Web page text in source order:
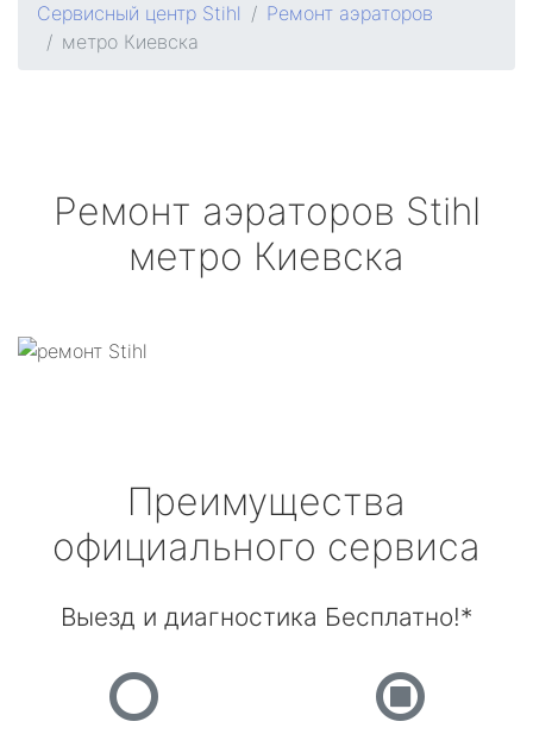
Сервисный центр Stihl
Ремонт аэраторов
метро Киевска
Ремонт аэраторов Stihl
метро Киевска
Преимущества
официального сервиса
Выезд и диагностика Бесплатно!*